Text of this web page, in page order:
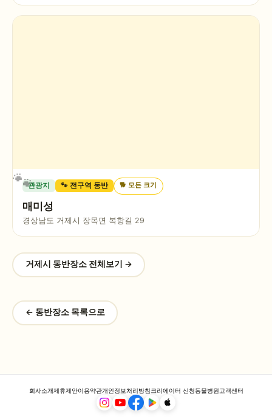
관광지 🐾 전구역 동반 🐕모든 크기
매미성
경상남도 거제시 장목면 복항길 29
거제시 동반장소 전체보기 →
← 동반장소 목록으로
회사소개제휴제안이용약관개인정보처리방침크리에이터 신청동물병원고객센터